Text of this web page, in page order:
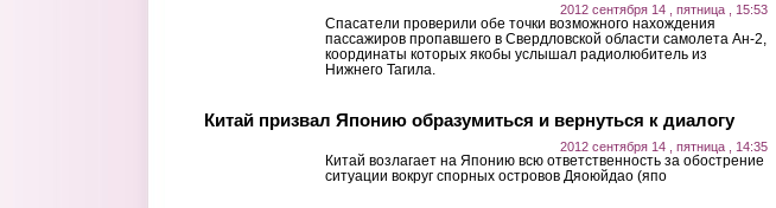
2012 сентября 14 , пятница , 15:53
Спасатели проверили обе точки возможного нахождения
пассажиров пропавшего в Свердловской области самолета Ан-2,
координаты которых якобы услышал радиолюбитель из
Нижнего Тагила.
Китай призвал Японию образумиться и вернуться к диалогу
2012 сентября 14 , пятница , 14:35
Китай возлагает на Японию всю ответственность за обострение
ситуации вокруг спорных островов Дяоюйдао (япо